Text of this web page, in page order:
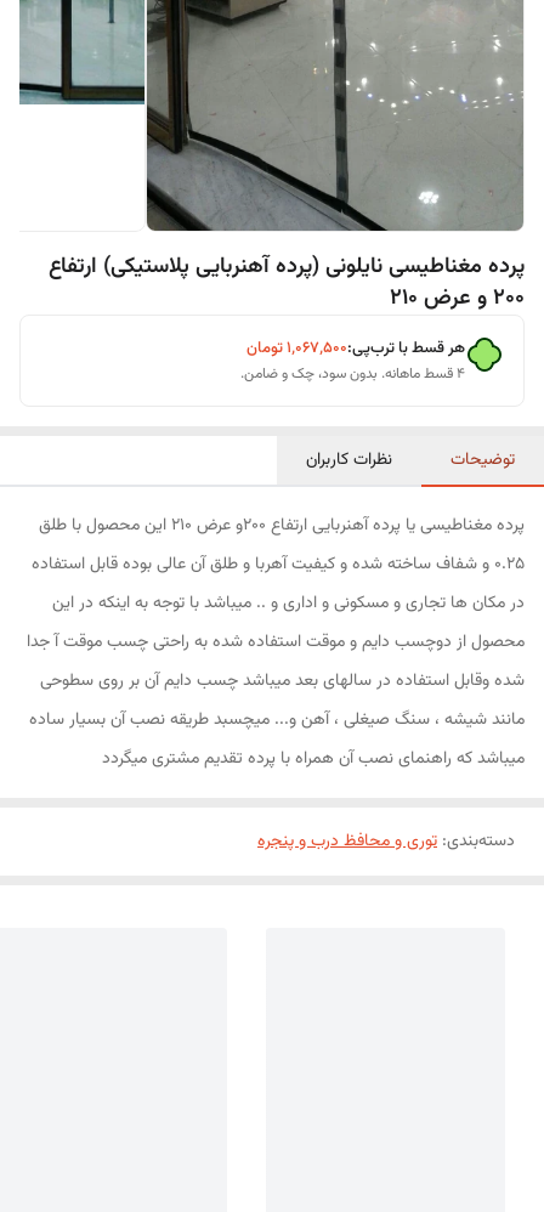
پرده مغناطیسی نایلونی (پرده آهنربایی پلاستیکی) ارتفاع
200 و عرض 210
هر قسط با ترب‌پی:۱٬۰۶۷٬۵۰۰تومان
۴ قسط ماهانه. بدون سود، چک و ضامن.
توضیحات نظرات کاربران
پرده مغناطیسی یا پرده آهنربایی ارتفاع 200و عرض 210 این محصول با طلق
0.25 و شفاف ساخته شده و کیفیت آهربا و طلق آن عالی بوده قابل استفاده
در مکان ها تجاری و مسکونی و اداری و .. میباشد با توجه به اینکه در این
محصول از دوچسب دایم و موقت استفاده شده به راحتی چسب موقت آ جدا
شده وقابل استفاده در سالهای بعد میباشد چسب دایم آن بر روی سطوحی
مانند شیشه ، سنگ صیغلی ، آهن و... میچسبد طریقه نصب آن بسیار ساده
میباشد که راهنمای نصب آن همراه با پرده تقدیم مشتری میگردد
دسته‌بندی: توری و محافظ درب و پنجره